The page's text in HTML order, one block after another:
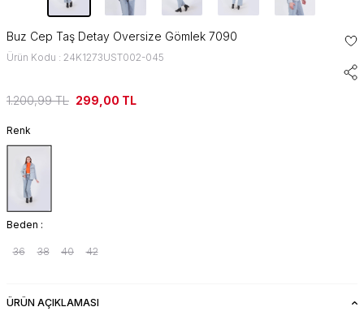
Buz Cep Taş Detay Oversize Gömlek 7090
Ürün Kodu : 24K1273UST002-045
1.200,99TL 299,00 TL
Renk
Beden :
36 38 40 42
ÜRÜN AÇIKLAMASI